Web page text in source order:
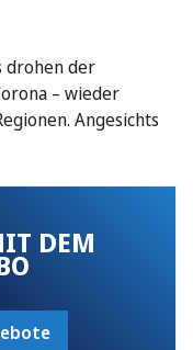
drohen der
– wieder
Angesichts
DEM